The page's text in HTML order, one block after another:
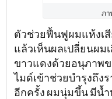
ภา
ตัวช่วยฟื้นฟูผมแห้งเสี
แล้วเห็นผลเปลี่ยนผม
ขาวแดงด้วยอนุภาพข
ไมด์เข้าช่วยบำรุงถึง
อีกครั้ง ผมนุ่มขึ้น มีน้